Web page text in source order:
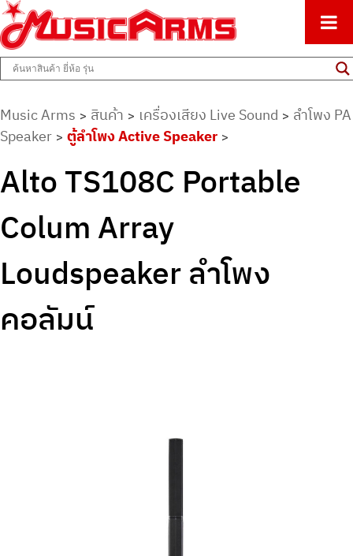
Music Arms
ศูนย์รวมครื่องดนตรีทุกชนิด ตั้งแต่เริ่มต้นถึงมืออาชีพ
Music Arms > สินค้า > เครื่องเสียง Live Sound > ลำโพง PA
Speaker > ตู้ลำโพง Active Speaker >
Alto TS108C Portable
Colum Array
Loudspeaker ลำโพง
คอลัมน์